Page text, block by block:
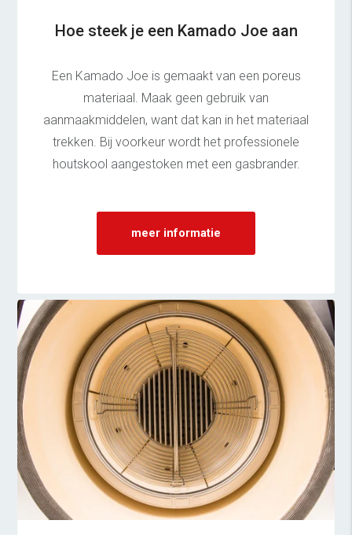
Hoe steek je een Kamado Joe aan
Een Kamado Joe is gemaakt van een poreus
materiaal. Maak geen gebruik van
aanmaakmiddelen, want dat kan in het materiaal
trekken. Bij voorkeur wordt het professionele
houtskool aangestoken met een gasbrander.
meer informatie